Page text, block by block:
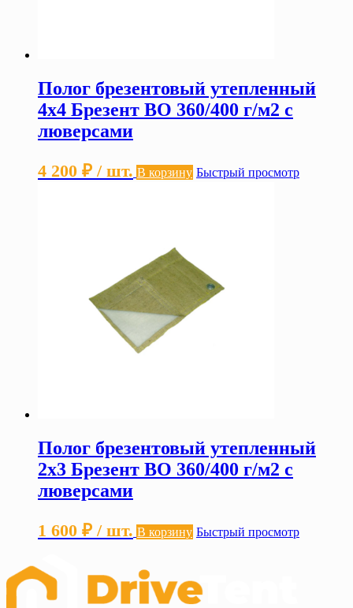
Полог брезентовый утепленный
4х4 Брезент ВО 360/400 г/м2 с
люверсами
4 200 ₽ / шт. В корзину Быстрый просмотр
Полог брезентовый утепленный
2х3 Брезент ВО 360/400 г/м2 с
люверсами
1 600 ₽ / шт. В корзину Быстрый просмотр